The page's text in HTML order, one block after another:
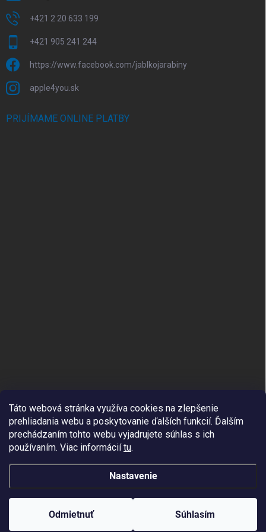
Táto webová stránka využíva cookies na zlepšenie
prehliadania webu a poskytovanie ďalších funkcií. Ďalším
prechádzaním tohto webu vyjadrujete súhlas s ich
používaním. Viac informáciítu.
Nastavenie
Odmietnuť Súhlasím
+421 2 20 633 199
+421 905 241 244
https://www.facebook.com/jablkojarabiny
apple4you.sk
PRIJÍMAME ONLINE PLATBY
Vytvoril Shoptet
Copyright 2026 APPLE4YOU.SK . Všetky práva vyhradené.